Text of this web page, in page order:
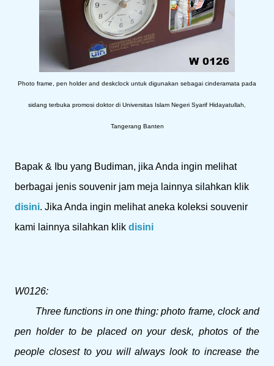
Photo frame, pen holder and deskclock untuk digunakan sebagai cinderamata pada
sidang terbuka promosi doktor di Universitas Islam Negeri Syarif Hidayatullah,
Tangerang Banten
Bapak & Ibu yang Budiman, jika Anda ingin melihat
berbagai jenis souvenir jam meja lainnya silahkan klik
disini. Jika Anda ingin melihat aneka koleksi souvenir
kami lainnya silahkan klik disini
W0126:
Three functions in one thing: photo frame, clock and
pen holder to be placed on your desk, photos of the
people closest to you will always look to increase the